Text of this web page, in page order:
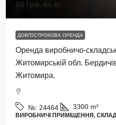
80 грн. кв.м.
ДОВГОСТРОКОВА ОРЕНДА
Оренда виробничо-
Житомирській обл.
Житомира.
№: 24464 3300 m²
ВИРОБНИЧІ ПРИМІЩЕННЯ,